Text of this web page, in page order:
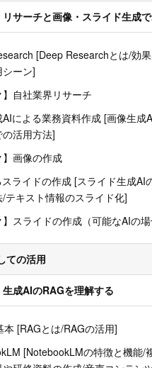
リサーチと画像・スライド生成
[Deep Researchとは/効
ーン]
】自社業界リサーチ
による業務資料作成 [画像生成
の活用方法]
】画像の作成
ライドの作成 [スライド生成AI
テキスト情報のスライド化]
】スライドの作成（可能なAIの場
ての活用
生成AIのRAGを理解する
本 [RAGとは/RAGの活用]
[NotebookLMの特徴と機能/